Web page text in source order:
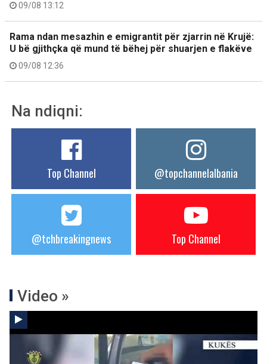
09/08 13:12
Rama ndan mesazhin e emigrantit për zjarrin në Krujë:
U bë gjithçka që mund të bëhej për shuarjen e flakëve
09/08 12:36
Na ndiqni:
Top Channel @topchannelalbania
@tchbreakingnews Top Channel
Video »